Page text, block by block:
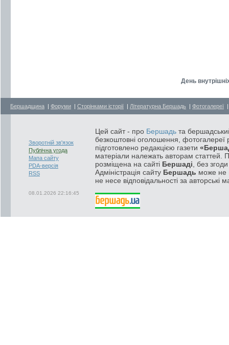
День
Бершадщина | Форуми | Сторінками історії | Літературна Бершадь | Фотогалереї
Зворотній зв'язок
Публічна угода
Мапа сайту
PDA-версія
RSS
08.01.2026 22:16:45
Цей сайт - про Бершадь та
безкоштовні оголошення, фотогалереї
підготовлено редакцією газети
матеріали належать авторам статтей.
розміщена на сайті Бершаді , без
Адміністрація сайту Бершадь може не
не несе відповідальності за авторські